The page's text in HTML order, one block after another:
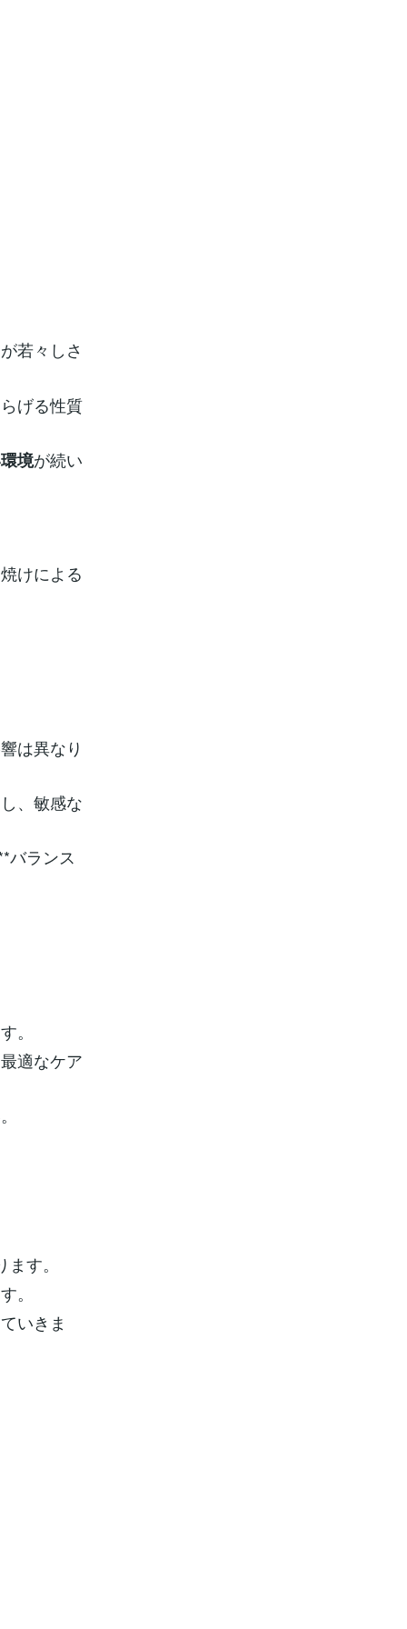
が若々しさ
げる性質
境が続い
けによる
は異なり
、敏感な
バランス
。
適なケア
す。
。
いきま